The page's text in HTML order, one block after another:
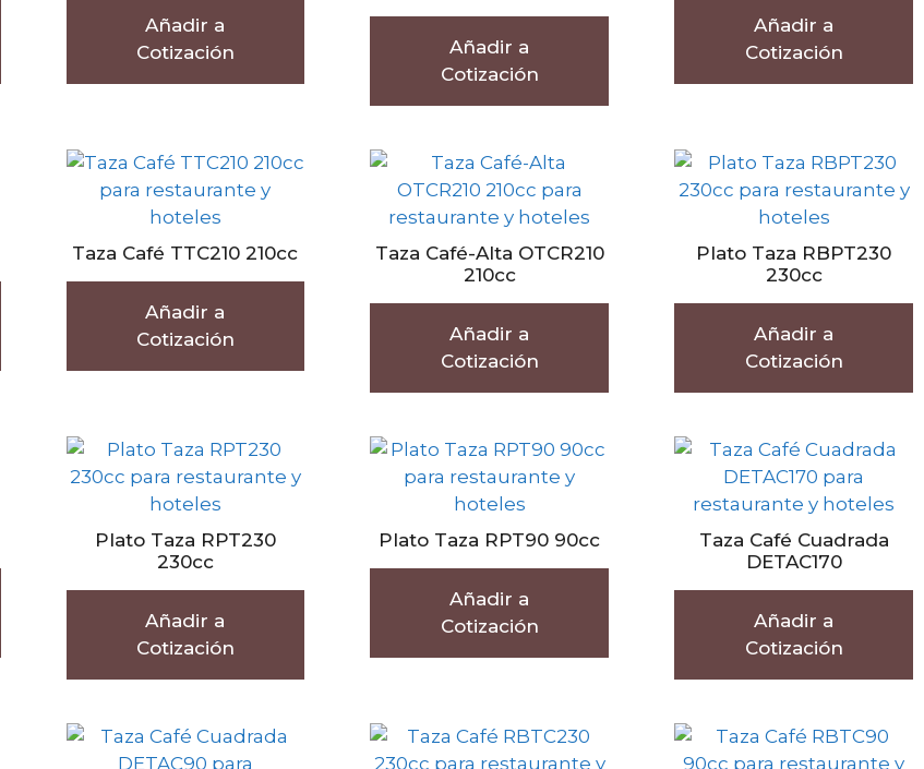
Añadir a
Cotización
Añadir a
Cotización
Añadir a
Cotización
Taza Café TTC210 210cc
Añadir a
Cotización
Taza Café-Alta OTCR210
210cc
Añadir a
Cotización
Plato Taza RBPT230
230cc
Añadir a
Cotización
Plato Taza RPT230
230cc
Añadir a
Cotización
Plato Taza RPT90 90cc
Añadir a
Cotización
Taza Café Cuadrada
DETAC170
Añadir a
Cotización